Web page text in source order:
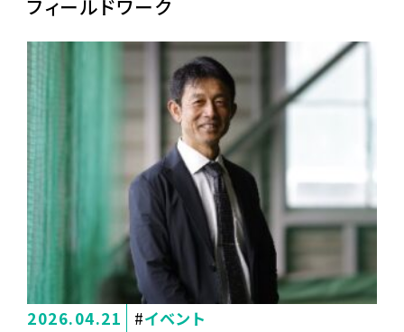
フィールドワーク
2026.04.21 イベント